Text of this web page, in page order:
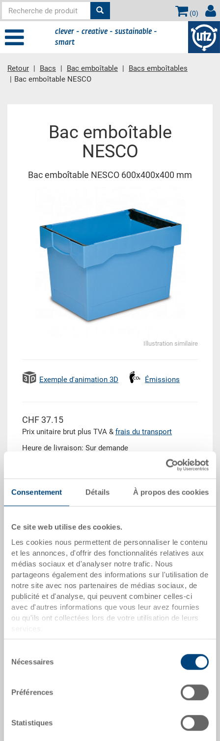
Consentement Détails À propos des cookies
Ce site web utilise des cookies.
Les cookies nous permettent de personnaliser le contenu
et les annonces, d'offrir des fonctionnalités relatives aux
médias sociaux et d'analyser notre trafic. Nous
partageons également des informations sur l'utilisation de
notre site avec nos partenaires de médias sociaux, de
publicité et d'analyse, qui peuvent combiner celles-ci
avec d'autres informations que vous leur avez fournies
ou qu'ils ont collectées lors de votre utilisation de leurs
Nécessaires
Préférences
Statistiques
(0)
clever - creative - sustainable -
smart
Retour Bacs Bac emboîtable
Bacs emboîtables
Bac emboîtable NESCO
Bac emboîtable
NESCO
Bac emboîtable NESCO 600x400x400 mm
Illustration similaire
Exemple d'animation 3D Émissions
CHF 37.15
Prix unitaire brut plus TVA & frais du transport
Heure de livraison: Sur demande
Quantité
Dans le panier
Quantité de commande minimale: 500 unités
dates de l'article
Numéro de commande
37-6440-314.5070.0101
Dimensions extérieures:
RAL 5012 |
Demander une offre